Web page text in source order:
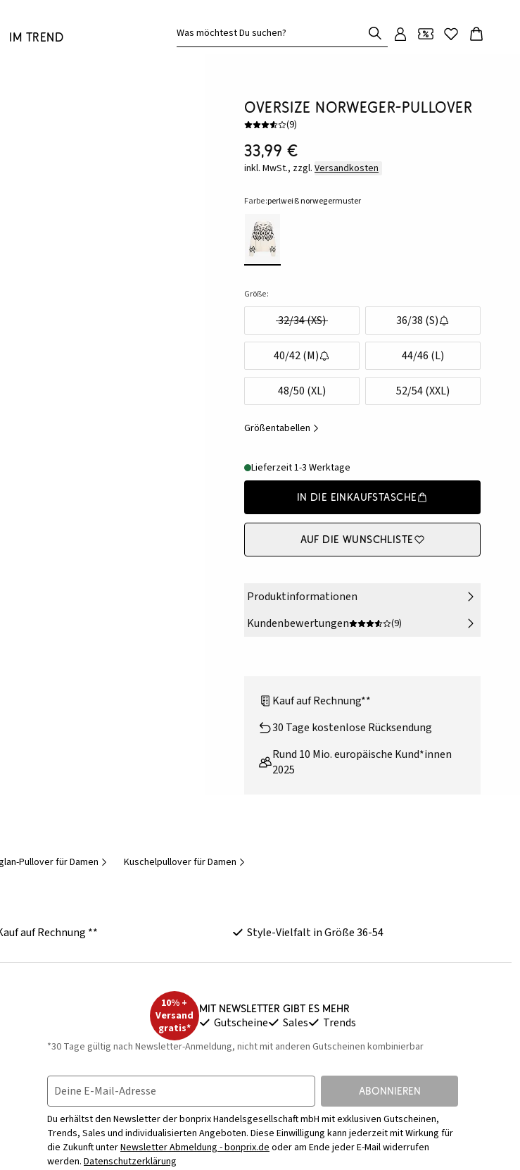
Im Trend Was möchtest Du suchen?
Oversize Norweger-Pullover
(9)
33,99 €
inkl. MwSt., zzgl. Versandkosten
Farbe:perlweiß norwegermuster
Größe:
32/34 (XS) 36/38 (S)
40/42 (M) 44/46 (L)
48/50 (XL) 52/54 (XXL)
Größentabellen
Lieferzeit 1-3 Werktage
In die Einkaufstasche
Auf die Wunschliste
Produktinformationen
Kundenbewertungen
(9)
Kauf auf Rechnung**
30 Tage kostenlose Rücksendung
Rund 10 Mio. europäische Kund*innen
2025
Pullover für Damen Kuschelpullover für Damen
auf Rechnung ** Style-Vielfalt in Größe 36-54
10% +
Versand
gratis*
Mit Newsletter gibt es mehr
Gutscheine Sales Trends
*30 Tage gültig nach Newsletter-Anmeldung, nicht mit anderen Gutscheinen kombinierbar
Deine E-Mail-Adresse ABONNIEREN
Du erhältst den Newsletter der bonprix Handelsgesellschaft mbH mit exklusiven Gutscheinen,
Trends, Sales und individualisierten Angeboten. Diese Einwilligung kann jederzeit mit Wirkung für
die Zukunft unterNewsletter Abmeldung - bonprix.deoder am Ende jeder E-Mail widerrufen
werden. Datenschutzerklärung